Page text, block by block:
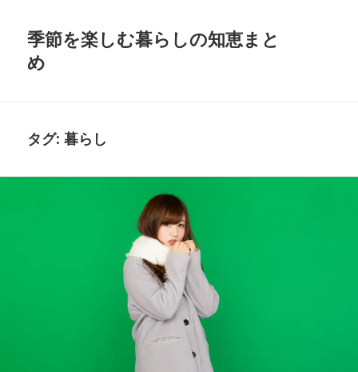
季節を楽しむ暮らしの知恵まと
め
タグ:暮らし